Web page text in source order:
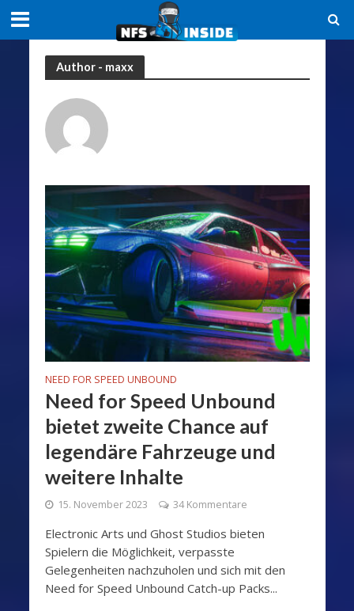
Author - maxx
NEED FOR SPEED UNBOUND
Need for Speed Unbound
bietet zweite Chance auf
legendäre Fahrzeuge und
weitere Inhalte
15. November 2023 34 Kommentare
Electronic Arts und Ghost Studios bieten
Spielern die Möglichkeit, verpasste
Gelegenheiten nachzuholen und sich mit den
Need for Speed Unbound Catch-up Packs...